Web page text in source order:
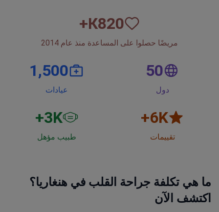
820
К+
مريضًا حصلوا على المساعدة منذ عام 2014
50
دول
1,500
عيادات
6K+
تقييمات
3K+
طبيب مؤهل
ما هي تكلفة جراحة القلب في هنغاريا؟
اكتشف الآن